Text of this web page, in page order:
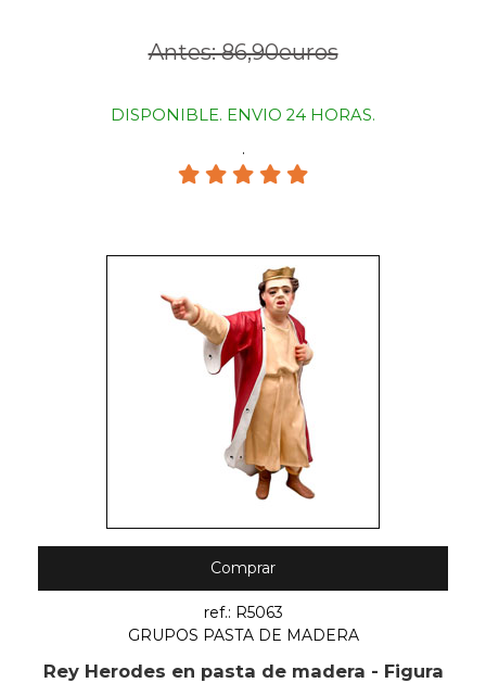
Antes: 86,90euros
DISPONIBLE. ENVIO 24 HORAS.
.
Comprar
ref.: R5063
GRUPOS PASTA DE MADERA
Rey Herodes en pasta de madera - Figura